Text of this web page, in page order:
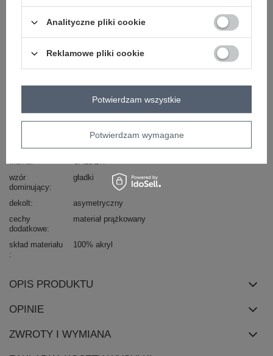
Zobacz wszystkie kolory (+2)
ZALOGUJ SIĘ I ZOBACZ CENĘ
Masz pytanie? Chętnie pomożemy.
wzór
dominujący
gładki
dekolt
asymetryczny
cechy
dodatkowe
materiał prążkowany
skład materiału 100% akryl
OPIS PRODUKTU
OPINIE
ZWROTY I WYMIANA
Analityczne pliki cookie
Reklamowe pliki cookie
Potwierdzam wymagane
Potwierdzam wszystkie